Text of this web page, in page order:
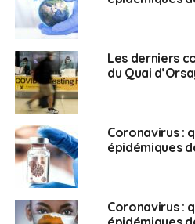
bénéficier d’aides
associatives
Quel sera le
Le montant mensuel s’élève à
personne célibataire ou un
euros par enfant.
Comment y
Les derniers
du Quai
Coronavirus :
épidémiques
Coronavirus :